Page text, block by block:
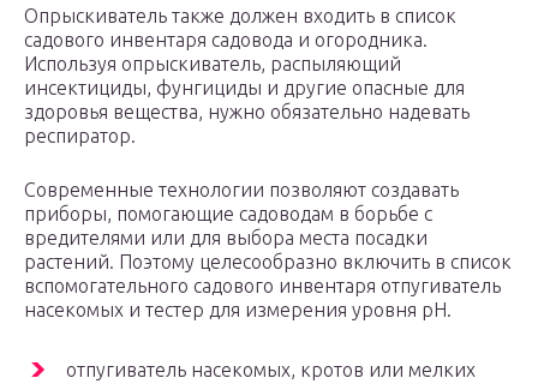
Опрыскиватель также должен входить в список
садового инвентаря садовода и огородника.
Используя опрыскиватель, распыляющий
инсектициды, фунгициды и другие опасные для
здоровья вещества, нужно обязательно надевать
респиратор.
Современные технологии позволяют создавать
приборы, помогающие садоводам в борьбе с
вредителями или для выбора места посадки
растений. Поэтому целесообразно включить в список
вспомогательного садового инвентаря отпугиватель
насекомых и тестер для измерения уровня pH.
отпугиватель насекомых, кротов или мелких